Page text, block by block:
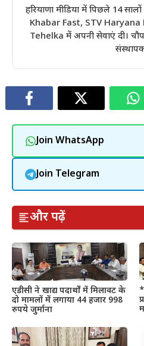
हरियाणा मीडिया में पिछले 14
Khabar Fast, STV
Tehelka में अपनी सेवाएं दी।
Join WhatsApp
Join Telegram
और पढ़ें
एडीसी ने खाद्य पदार्थों में मिलावट के
दो मामलों में लगाया 44 हजार 998
रुपये जुर्माना